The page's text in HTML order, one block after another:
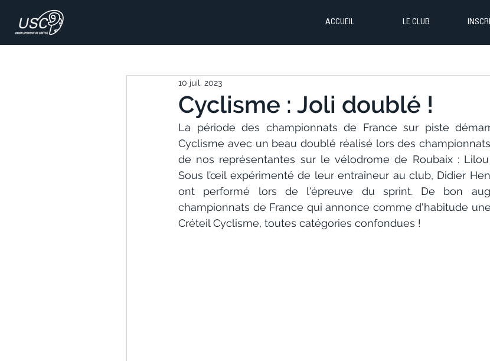
ACCUEIL LE CLUB
Cyclisme : Joli doublé !
10 juil. 2023
La période des championnats de France sur piste
Cyclisme avec un beau doublé réalisé lors des
de nos représentantes sur le vélodrome de Roubaix :
Sous l’œil expérimenté de leur entraîneur au club, Didier
ont performé lors de l'épreuve du sprint. De bon
championnats de France qui annonce comme d'habitude
Créteil Cyclisme, toutes catégories confondues !